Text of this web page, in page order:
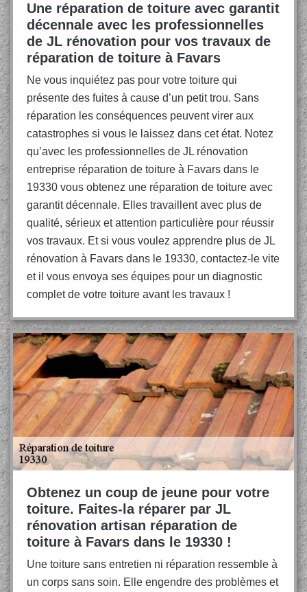
Une réparation de toiture avec garantit
décennale avec les professionnelles
de JL rénovation pour vos travaux de
réparation de toiture à Favars
Ne vous inquiétez pas pour votre toiture qui
présente des fuites à cause d’un petit trou. Sans
réparation les conséquences peuvent virer aux
catastrophes si vous le laissez dans cet état. Notez
qu’avec les professionnelles de JL rénovation
entreprise réparation de toiture à Favars dans le
19330 vous obtenez une réparation de toiture avec
garantit décennale. Elles travaillent avec plus de
qualité, sérieux et attention particulière pour réussir
vos travaux. Et si vous voulez apprendre plus de JL
rénovation à Favars dans le 19330, contactez-le vite
et il vous envoya ses équipes pour un diagnostic
complet de votre toiture avant les travaux !
Obtenez un coup de jeune pour votre
toiture. Faites-la réparer par JL
rénovation artisan réparation de
toiture à Favars dans le 19330 !
Une toiture sans entretien ni réparation ressemble à
un corps sans soin. Elle engendre des problèmes et